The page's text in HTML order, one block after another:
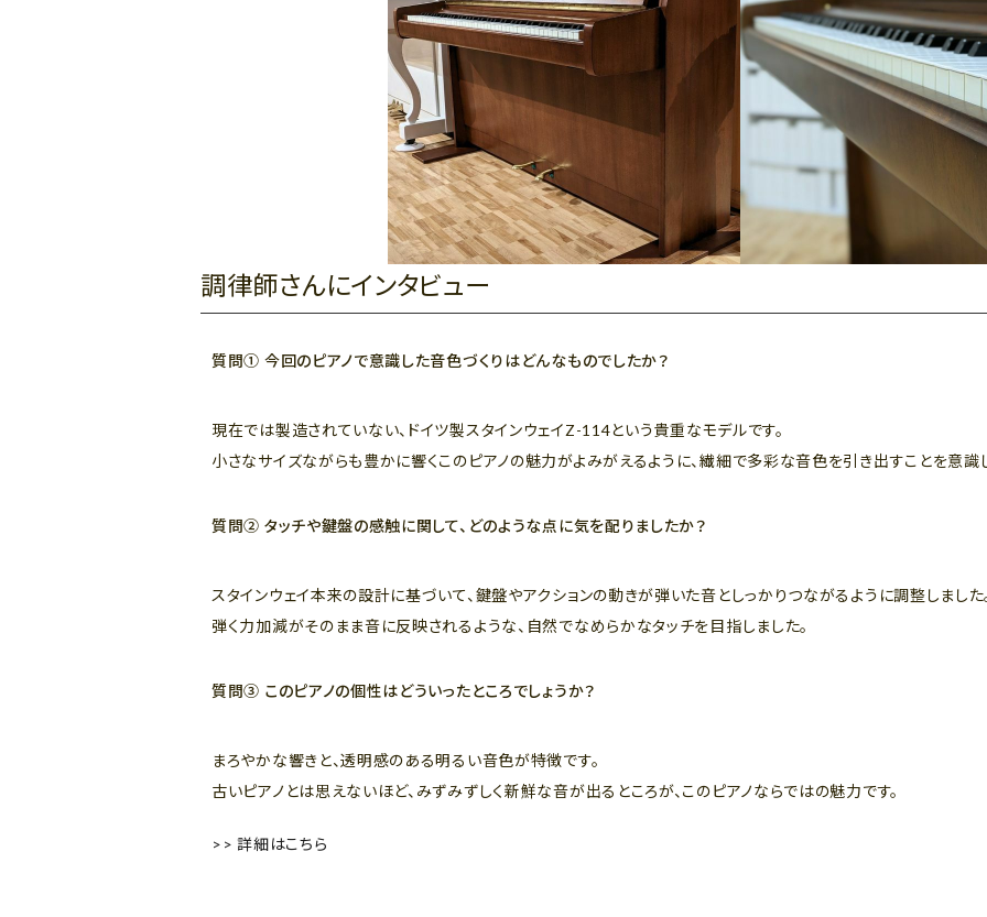
調律師さんにインタビュー
質問① 今回のピアノで意識した音色づくりはどんなものでしたか？
現在では製造されていない、ドイツ製スタインウェイZ-114という貴重なモデルです。
小さなサイズながらも豊かに響くこのピアノの魅力がよみがえるように、繊細で多彩な音色を引き出すことを意識
質問② タッチや鍵盤の感触に関して、どのような点に気を配りましたか？
スタインウェイ本来の設計に基づいて、鍵盤やアクションの動きが弾いた音としっかりつながるように調整しました
弾く力加減がそのまま音に反映されるような、自然でなめらかなタッチを目指しました。
質問③ このピアノの個性はどういったところでしょうか？
まろやかな響きと、透明感のある明るい音色が特徴です。
古いピアノとは思えないほど、みずみずしく新鮮な音が出るところが、このピアノならではの魅力です。
>> 詳細はこちら